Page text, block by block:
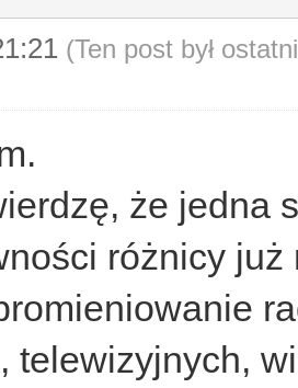
(Ten post był
że jedna
różnicy już
telewizyjnych,